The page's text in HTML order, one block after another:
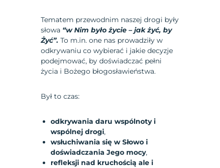
Tematem przewodnim naszej drogi były
słowa “w Nim byłożycie – jak żyć, by
Żyć”.To m.in. one nas prowadziły w
odkrywaniu co wybierać i jakie decyzje
podejmować, by doświadczać pełni
życia i Bożego błogosławieństwa.
Był to czas:
odkrywania daru wspólnoty i
wspólnej drogi,
wsłuchiwania się w Słowo i
doświadczania Jego mocy,
refleksji nad kruchością ale i